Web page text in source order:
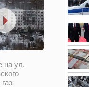
на ул.